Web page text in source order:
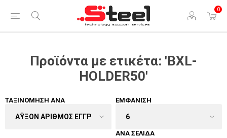
0
Προϊόντα με ετικέτα: 'BXL-
HOLDER50'
ΤΑΞΙΝΌΜΗΣΗ ΑΝΆ ΕΜΦΆΝΙΣΗ
ΑΝΆ ΣΕΛΊΔΑ